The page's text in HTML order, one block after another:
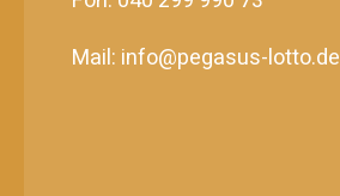
Mail: info@pegasus-lotto.de